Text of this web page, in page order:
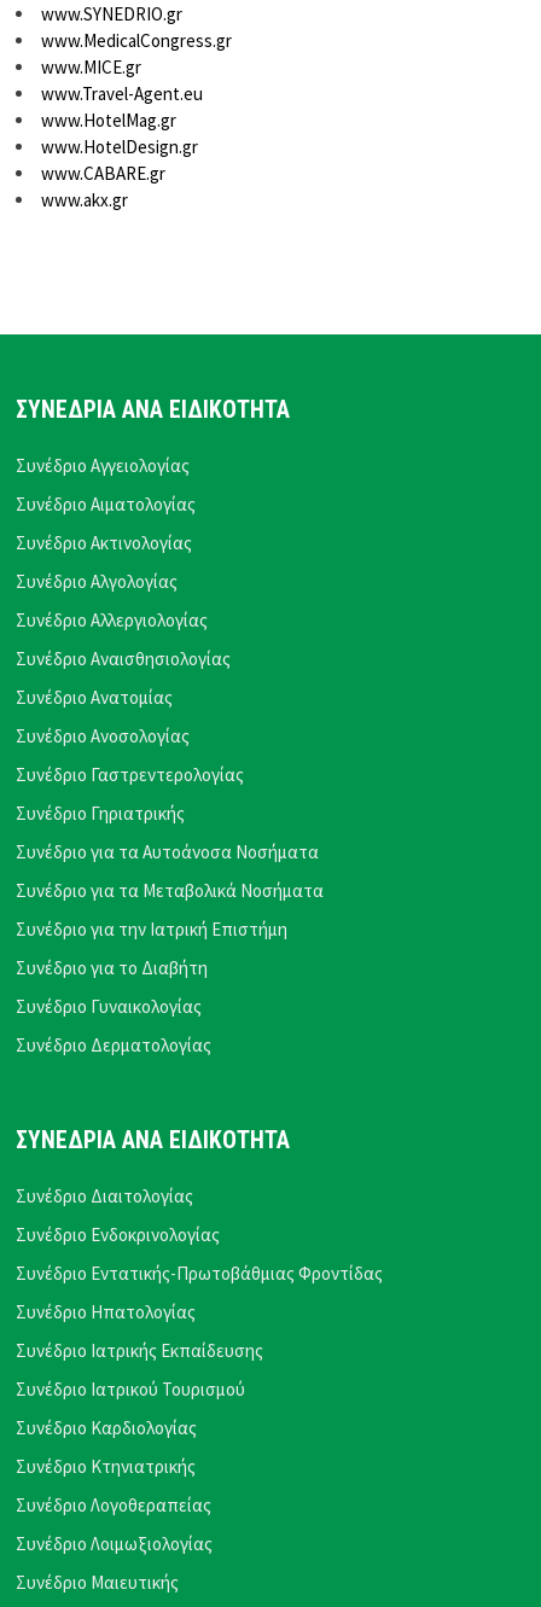
www.SYNEDRIO.gr
www.MedicalCongress.gr
www.MICE.gr
www.Travel-Agent.eu
www.HotelMag.gr
www.HotelDesign.gr
www.CABARE.gr
www.akx.gr
ΣΥΝΕΔΡΙΑ ΑΝΑ ΕΙΔΙΚΟΤΗΤΑ
Συνέδριο Αγγειολογίας
Συνέδριο Αιματολογίας
Συνέδριο Ακτινολογίας
Συνέδριο Αλγολογίας
Συνέδριο Αλλεργιολογίας
Συνέδριο Αναισθησιολογίας
Συνέδριο Ανατομίας
Συνέδριο Ανοσολογίας
Συνέδριο Γαστρεντερολογίας
Συνέδριο Γηριατρικής
Συνέδριο για τα Αυτοάνοσα Νοσήματα
Συνέδριο για τα Μεταβολικά Νοσήματα
Συνέδριο για την Ιατρική Επιστήμη
Συνέδριο για το Διαβήτη
Συνέδριο Γυναικολογίας
Συνέδριο Δερματολογίας
ΣΥΝΕΔΡΙΑ ΑΝΑ ΕΙΔΙΚΟΤΗΤΑ
Συνέδριο Διαιτολογίας
Συνέδριο Ενδοκρινολογίας
Συνέδριο Εντατικής-Πρωτοβάθμιας Φροντίδας
Συνέδριο Ηπατολογίας
Συνέδριο Ιατρικής Εκπαίδευσης
Συνέδριο Ιατρικού Τουρισμού
Συνέδριο Καρδιολογίας
Συνέδριο Κτηνιατρικής
Συνέδριο Λογοθεραπείας
Συνέδριο Λοιμωξιολογίας
Συνέδριο Μαιευτικής